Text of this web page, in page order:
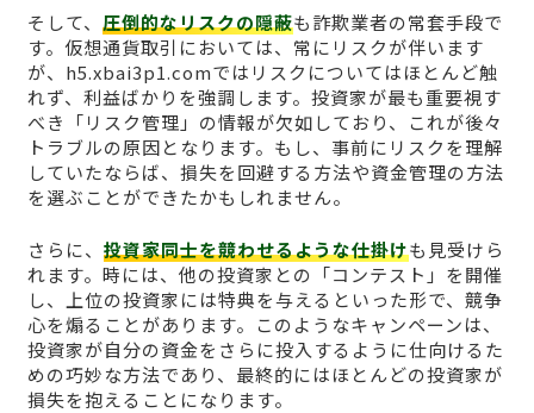
そして、 圧倒的なリスクの隠蔽も詐欺業者の常套手段で
す。仮想通貨取引においては、常にリスクが伴います
が、h5.xbai3p1.comではリスクについてはほとんど触
れず、利益ばかりを強調します。投資家が最も重要視す
べき「リスク管理」の情報が欠如しており、これが後々
トラブルの原因となります。もし、事前にリスクを理解
していたならば、損失を回避する方法や資金管理の方法
を選ぶことができたかもしれません。
さらに、 投資家同士を競わせるような仕掛けも見受けら
れます。時には、他の投資家との「コンテスト」を開催
し、上位の投資家には特典を与えるといった形で、競争
心を煽ることがあります。このようなキャンペーンは、
投資家が自分の資金をさらに投入するように仕向けるた
めの巧妙な方法であり、最終的にはほとんどの投資家が
損失を抱えることになります。